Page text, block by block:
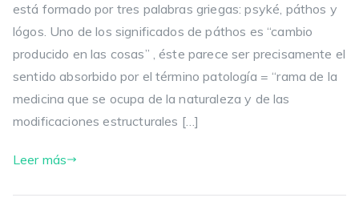
está formado por tres palabras griegas: psyké, páthos y
lógos. Uno de los significados de páthos es “cambio
producido en las cosas” , éste parece ser precisamente el
sentido absorbido por el término patología = “rama de la
medicina que se ocupa de la naturaleza y de las
modificaciones estructurales […]
Leer más